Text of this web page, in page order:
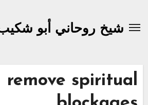
المحتوىشيخ روحاني أبو شكيب
remove spiritual